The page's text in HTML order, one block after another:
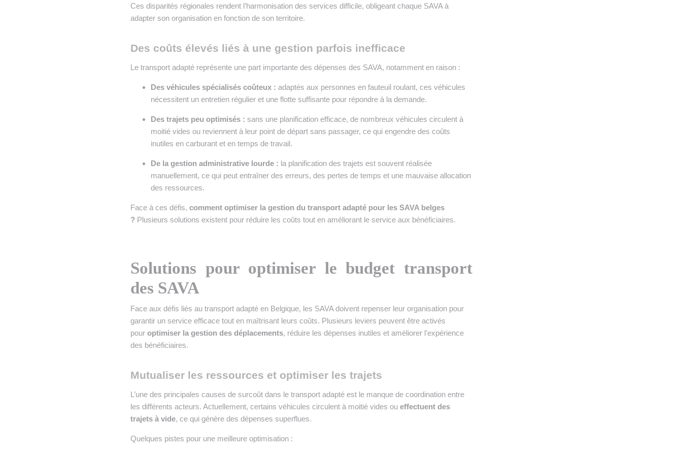
Ces disparités régionales rendent l’harmonisation des services difficile, obligeant chaque SAVA à
adapter son organisation en fonction de son territoire.
Des coûts élevés liés à une gestion parfois inefficace
Le transport adapté représente une part importante des dépenses des SAVA, notamment en raison :
Des véhicules spécialisés coûteux : adaptés aux personnes en fauteuil roulant, ces véhicules
nécessitent un entretien régulier et une flotte suffisante pour répondre à la demande.
Des trajets peu optimisés : sans une planification efficace, de nombreux véhicules circulent à
moitié vides ou reviennent à leur point de départ sans passager, ce qui engendre des coûts
inutiles en carburant et en temps de travail.
De la gestion administrative lourde : la planification des trajets est souvent réalisée
manuellement, ce qui peut entraîner des erreurs, des pertes de temps et une mauvaise allocation
des ressources.
Face à ces défis, comment optimiser la gestion du transport adapté pour les SAVA belges
? Plusieurs solutions existent pour réduire les coûts tout en améliorant le service aux bénéficiaires.
Solutions pour optimiser le budget transport
des SAVA
Face aux défis liés au transport adapté en Belgique, les SAVA doivent repenser leur organisation pour
garantir un service efficace tout en maîtrisant leurs coûts. Plusieurs leviers peuvent être activés
pour optimiser la gestion des déplacements, réduire les dépenses inutiles et améliorer l'expérience
des bénéficiaires.
Mutualiser les ressources et optimiser les trajets
L’une des principales causes de surcoût dans le transport adapté est le manque de coordination entre
les différents acteurs. Actuellement, certains véhicules circulent à moitié vides ou effectuent des
trajets à vide, ce qui génère des dépenses superflues.
Quelques pistes pour une meilleure optimisation :